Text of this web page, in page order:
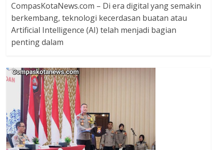
CompasKotaNews.com – Di era digital yang semakin
berkembang, teknologi kecerdasan buatan atau
Artificial Intelligence (AI) telah menjadi bagian
penting dalam